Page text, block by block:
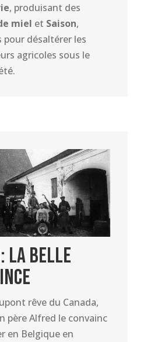
, produisant des
miel et Saison,
pour désaltérer les
agricoles sous le
La belle
rêve du Canada,
père Alfred le convainc
en Belgique en